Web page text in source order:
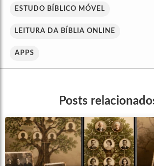
ESTUDO BÍBLICO MÓVEL
LEITURA DA BÍBLIA ONLINE
APPS
Posts